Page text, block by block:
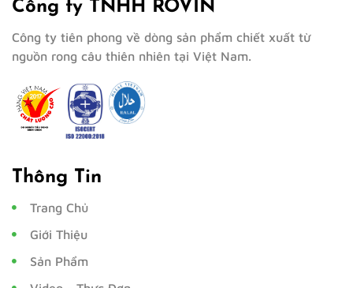
Công ty TNHH ROVIN
Công ty tiên phong về dòng sản phẩm chiết xuất từ
nguồn rong câu thiên nhiên tại Việt Nam.
Thông Tin
Trang Chủ
Giới Thiệu
Sản Phẩm